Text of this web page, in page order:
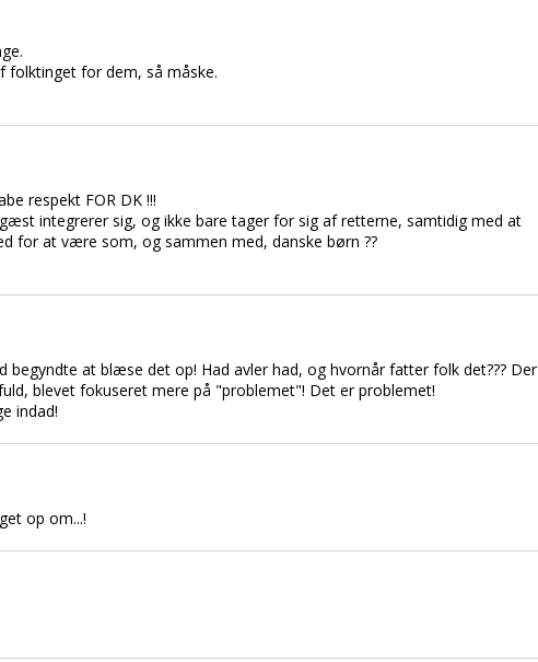
folktinget for dem, så måske.
respekt FOR DK !!!
integrerer sig, og ikke bare tager for sig af retterne, samtidig med at
for at være som, og sammen med, danske børn ??
at blæse det op! Had avler had, og hvornår fatter folk det??? Der
blevet fokuseret mere på "problemet"! Det er problemet!
indad!
op om...!